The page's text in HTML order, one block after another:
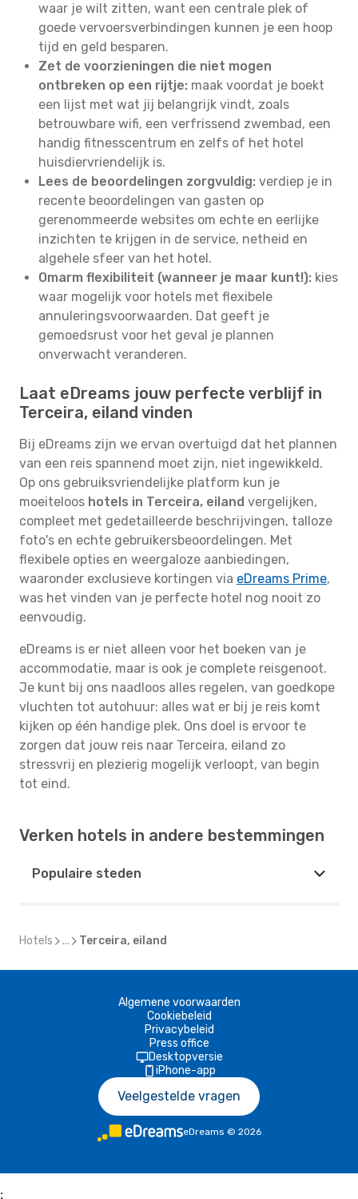
waar je wilt zitten, want een centrale plek of
goede vervoersverbindingen kunnen je een hoop
tijd en geld besparen.
Zet de voorzieningen die niet mogen
ontbreken op een rijtje: maak voordat je boekt
een lijst met wat jij belangrijk vindt, zoals
betrouwbare wifi, een verfrissend zwembad, een
handig fitnesscentrum en zelfs of het hotel
huisdiervriendelijk is.
Lees de beoordelingen zorgvuldig: verdiep je in
recente beoordelingen van gasten op
gerenommeerde websites om echte en eerlijke
inzichten te krijgen in de service, netheid en
algehele sfeer van het hotel.
Omarm flexibiliteit (wanneer je maar kunt!): kies
waar mogelijk voor hotels met flexibele
annuleringsvoorwaarden. Dat geeft je
gemoedsrust voor het geval je plannen
onverwacht veranderen.
Laat eDreams jouw perfecte verblijf in
Terceira, eiland vinden
Bij eDreams zijn we ervan overtuigd dat het plannen
van een reis spannend moet zijn, niet ingewikkeld.
Op ons gebruiksvriendelijke platform kun je
moeiteloos hotels in Terceira, eiland vergelijken,
compleet met gedetailleerde beschrijvingen, talloze
foto's en echte gebruikersbeoordelingen. Met
flexibele opties en weergaloze aanbiedingen,
waaronder exclusieve kortingen via eDreams Prime,
was het vinden van je perfecte hotel nog nooit zo
eenvoudig.
eDreams is er niet alleen voor het boeken van je
accommodatie, maar is ook je complete reisgenoot.
Je kunt bij ons naadloos alles regelen, van goedkope
vluchten tot autohuur: alles wat er bij je reis komt
kijken op één handige plek. Ons doel is ervoor te
zorgen dat jouw reis naar Terceira, eiland zo
stressvrij en plezierig mogelijk verloopt, van begin
tot eind.
Verken hotels in andere bestemmingen
Populaire steden
Hotels ... Terceira, eiland
Algemene voorwaarden
Cookiebeleid
Privacybeleid
Press office
Desktopversie
iPhone-app
Veelgestelde vragen
eDreams © 2026
;